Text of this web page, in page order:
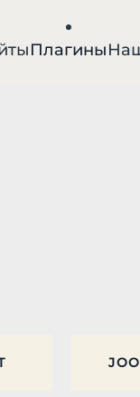
Плагины